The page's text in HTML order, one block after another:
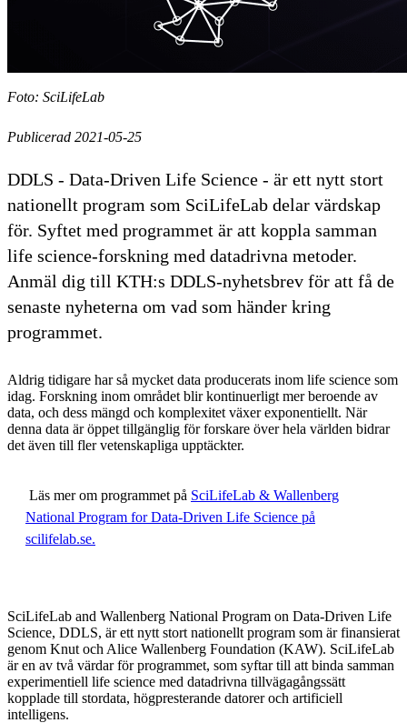
Foto: SciLifeLab
Publicerad 2021-05-25
DDLS - Data-Driven Life Science - är ett nytt stort
nationellt program som SciLifeLab delar värdskap
för. Syftet med programmet är att koppla samman
life science-forskning med datadrivna metoder.
Anmäl dig till KTH:s DDLS-nyhetsbrev för att få de
senaste nyheterna om vad som händer kring
programmet.
Aldrig tidigare har så mycket data producerats inom life science som
idag. Forskning inom området blir kontinuerligt mer beroende av
data, och dess mängd och komplexitet växer exponentiellt. När
denna data är öppet tillgänglig för forskare över hela världen bidrar
det även till fler vetenskapliga upptäckter.
Läs mer om programmet på SciLifeLab & Wallenberg
National Program for Data-Driven Life Science på
scilifelab.se.
SciLifeLab and Wallenberg National Program on Data-Driven Life
Science, DDLS, är ett nytt stort nationellt program som är finansierat
genom Knut och Alice Wallenberg Foundation (KAW). SciLifeLab
är en av två värdar för programmet, som syftar till att binda samman
experimentiell life science med datadrivna tillvägagångssätt
kopplade till stordata, högpresterande datorer och artificiell
intelligens.